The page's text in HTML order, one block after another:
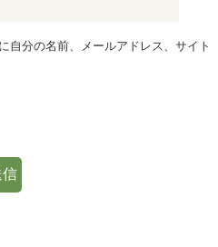
自分の名前、メールアドレス、サイト